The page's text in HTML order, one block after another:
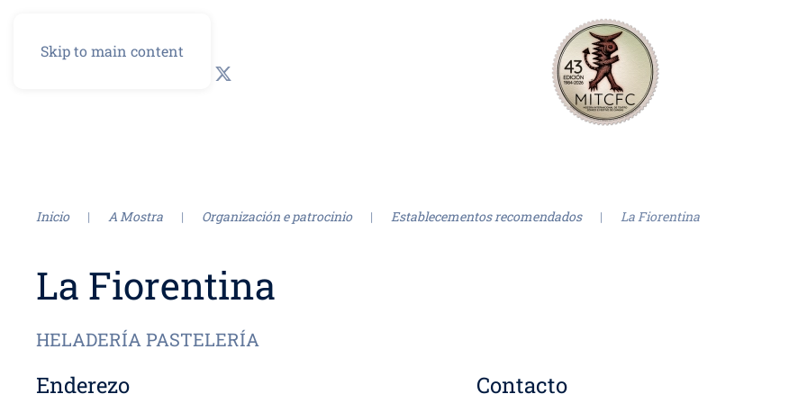
Skip to main content
Inicio A Mostra Organización e patrocinio Establecementos recomendados La Fiorentina
La Fiorentina
HELADERÍA PASTELERÍA
Enderezo Contacto